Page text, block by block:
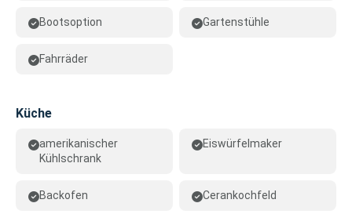
Bootsoption Gartenstühle
Fahrräder
Küche
amerikanischer
Kühlschrank
Eiswürfelmaker
Backofen Cerankochfeld